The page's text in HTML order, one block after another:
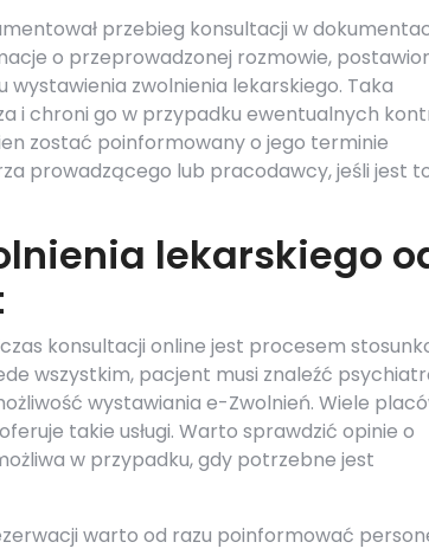
przebieg konsultacji w
o przeprowadzonej rozmowie,
wystawienia zwolnienia lekarskiego. Taka
i chroni go w przypadku ewentualnych
zostać poinformowany o jego terminie
prowadzącego lub pracodawcy, jeśli jest
lekarskiego
konsultacji online jest procesem
wszystkim, pacjent musi znaleźć
wystawiania e-Zwolnień. Wiele
takie usługi. Warto sprawdzić opinie o
w przypadku, gdy potrzebne jest
warto od razu poinformować